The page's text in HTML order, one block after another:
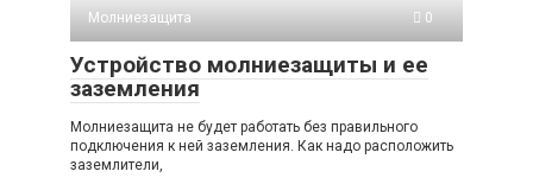
Молниезащита
0
Устройство молниезащиты и ее
заземления
Молниезащита не будет работать без правильного
подключения к ней заземления. Как надо расположить
заземлители,